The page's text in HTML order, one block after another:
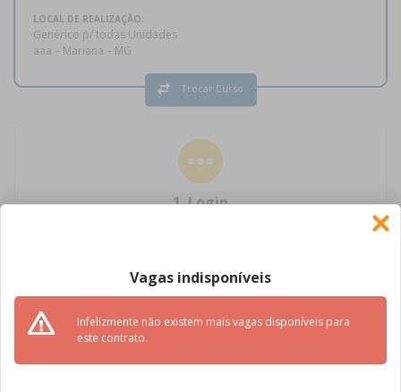
LOCAL DE REALIZAÇÃO:
Genérico p/ todas Unidades
aaa – Mariana – MG
Trocar Curso
1. Login
FAÇA SEU LOGIN/CADASTRO
Vagas indisponíveis
Infelizmente não existem mais vagas disponíveis para
este contrato.